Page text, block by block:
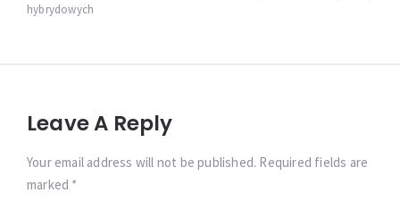
hybrydowych
Leave A Reply
Your email address will not be published. Required fields are
marked *